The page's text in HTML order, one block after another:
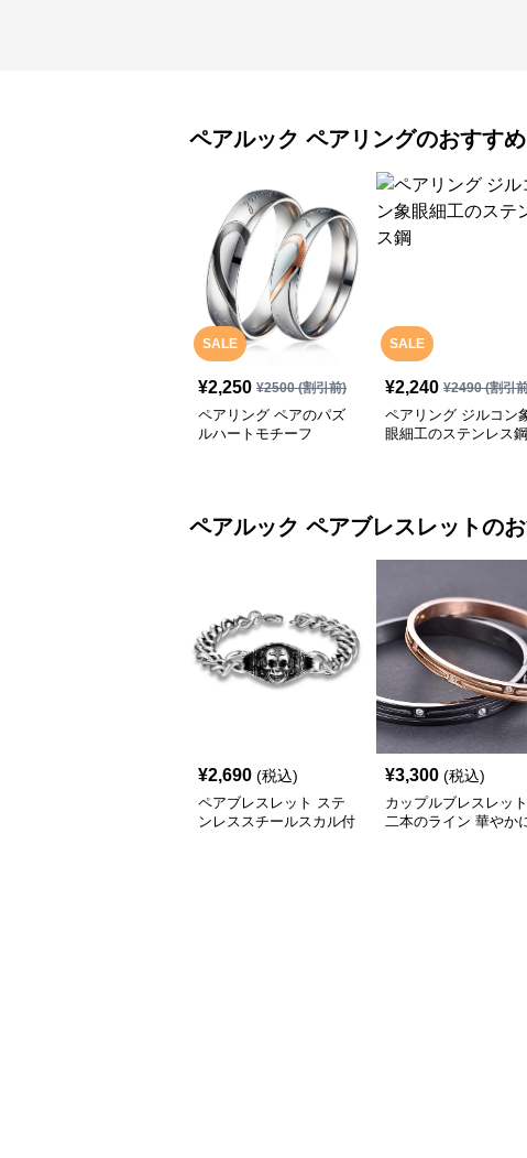
ペアルック ペアリングのおすす
SALE
¥2,250 ¥2500(割引前)
ペアリング ペアのパズ
ルハートモチーフ
SALE
¥2,240 ¥2490(割引
ペアリング ジルコン
眼細工のステンレス鋼
ペアルック ペアブレスレットの
¥2,690 (税込)
ペアブレスレット ステ
ンレススチールスカル付
¥3,300 (税込)
カップルブレスレット
二本のライン 華やか